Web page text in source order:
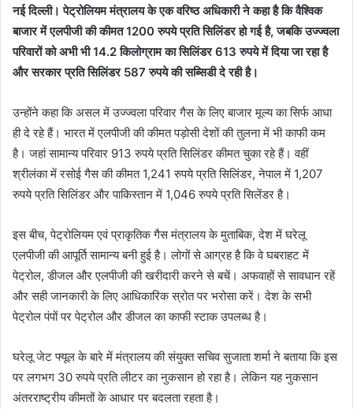
नई दिल्ली। पेट्रोलियम मंत्रालय के एक वरिष्ठ अधिकारी ने कहा है कि वैश्विक
बाजार में एलपीजी की कीमत 1200 रुपये प्रति सिलिंडर हो गई है, जबकि उज्ज्वला
परिवारों को अभी भी 14.2 किलोग्राम का सिलिंडर 613 रुपये में दिया जा रहा है
और सरकार प्रति सिलिंडर 587 रुपये की सब्सिडी दे रही है।
उन्होंने कहा कि असल में उज्ज्वला परिवार गैस के लिए बाजार मूल्य का सिर्फ आधा
ही दे रहे हैं। भारत में एलपीजी की कीमत पड़ोसी देशों की तुलना में भी काफी कम
है। जहां सामान्य परिवार 913 रुपये प्रति सिलिंडर कीमत चुका रहे हैं। वहीं
श्रीलंका में रसोई गैस की कीमत 1,241 रुपये प्रति सिलिंडर, नेपाल में 1,207
रुपये प्रति सिलिंडर और पाकिस्तान में 1,046 रुपये प्रति सिलेंडर है।
इस बीच, पेट्रोलियम एवं प्राकृतिक गैस मंत्रालय के मुताबिक, देश में घरेलू
एलपीजी की आपूर्ति सामान्य बनी हुई है। लोगों से आग्रह है कि वे घबराहट में
पेट्रोल, डीजल और एलपीजी की खरीदारी करने से बचें। अफवाहों से सावधान रहें
और सही जानकारी के लिए आधिकारिक स्रोत पर भरोसा करें। देश के सभी
पेट्रोल पंपों पर पेट्रोल और डीजल का काफी स्टाक उपलब्ध है।
घरेलू जेट फ्यूल के बारे में मंत्रालय की संयुक्त सचिव सुजाता शर्मा ने बताया कि इस
पर लगभग 30 रुपये प्रति लीटर का नुकसान हो रहा है। लेकिन यह नुकसान
अंतरराष्ट्रीय कीमतों के आधार पर बदलता रहता है।